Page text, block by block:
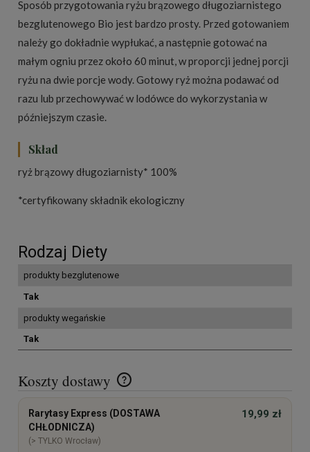
Sposób przygotowania ryżu brązowego długoziarnistego
bezglutenowego Bio jest bardzo prosty. Przed gotowaniem
należy go dokładnie wypłukać, a następnie gotować na
małym ogniu przez około 60 minut, w proporcji jednej porcji
ryżu na dwie porcje wody. Gotowy ryż można podawać od
razu lub przechowywać w lodówce do wykorzystania w
późniejszym czasie.
Skład
ryż brązowy długoziarnisty* 100%
*certyfikowany składnik ekologiczny
Rodzaj Diety
produkty bezglutenowe
Tak
produkty wegańskie
Tak
Koszty dostawy
Cena nie zawiera ewentualnych kosztów płatności
Rarytasy Express (DOSTAWA
CHŁODNICZA)
(> TYLKO Wrocław)
19,99 zł